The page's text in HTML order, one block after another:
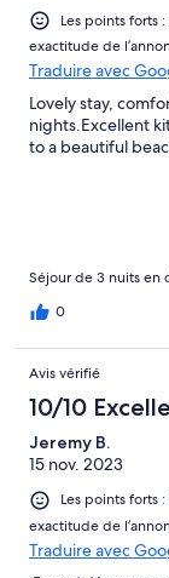
Les points forts
exactitude de
Traduire avec
Lovely stay,
nights.Excellent
to a beautiful
Séjour de 3 nuits en
0
Avis vérifié
10/10
Jeremy B.
15 nov. 2023
Les points forts
exactitude de
Traduire avec